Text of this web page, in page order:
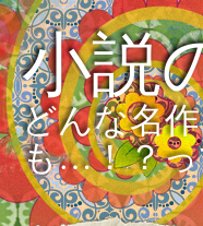
小説
どんな名
も…！？っ